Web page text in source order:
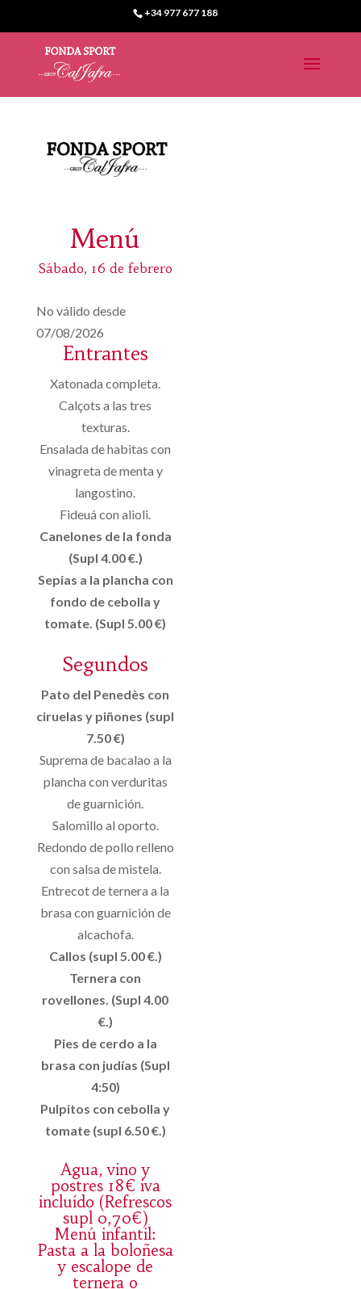
+34 977 677 188
Menú
Sábado, 16 de febrero
No válido desde
07/08/2026
Entrantes
Xatonada completa.
Calçots a las tres
texturas.
Ensalada de habitas con
vinagreta de menta y
langostino.
Fideuá con alioli.
Canelones de la fonda
(Supl 4.00 €.)
Sepias a la plancha con
fondo de cebolla y
tomate. (Supl 5.00 €)
Segundos
Pato del Penedès con
ciruelas y piñones (supl
7.50 €)
Suprema de bacalao a la
plancha con verduritas
de guarnición.
Salomillo al oporto.
Redondo de pollo relleno
con salsa de mistela.
Entrecot de ternera a la
brasa con guarnición de
alcachofa.
Callos (supl 5.00 €.)
Ternera con
rovellones. (Supl 4.00
€.)
Pies de cerdo a la
brasa con judías (Supl
4:50)
Pulpitos con cebolla y
tomate (supl 6.50 €.)
Agua, vino y
postres 18€ iva
incluído (Refrescos
supl 0,70€)
Menú infantil:
Pasta a la boloñesa
y escalope de
ternera o